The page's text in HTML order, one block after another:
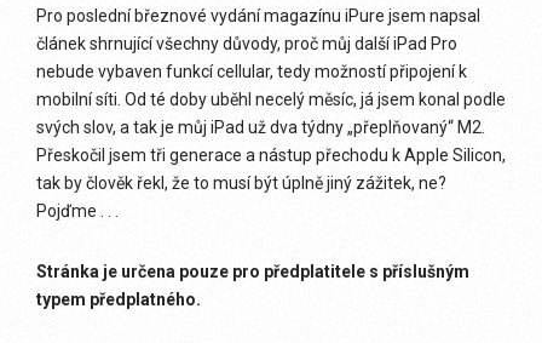
Pro poslední březnové vydání magazínu iPure jsem napsal
článek shrnující všechny důvody, proč můj další iPad Pro
nebude vybaven funkcí cellular, tedy možností připojení k
mobilní síti. Od té doby uběhl necelý měsíc, já jsem konal podle
svých slov, a tak je můj iPad už dva týdny „přeplňovaný“ M2.
Přeskočil jsem tři generace a nástup přechodu k Apple Silicon,
tak by člověk řekl, že to musí být úplně jiný zážitek, ne?
Pojďme . . .
Stránka je určena pouze pro předplatitele s příslušným
typem předplatného.